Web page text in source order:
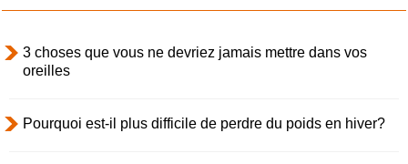
3 choses que vous ne devriez jamais mettre dans vos
oreilles
Pourquoi est-il plus difficile de perdre du poids en hiver?